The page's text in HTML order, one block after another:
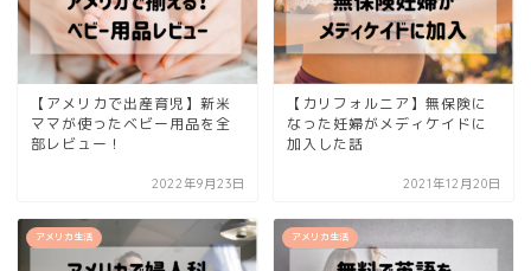
【アメリカで出産育児】新米
ママが使ったベビー用品を全
部レビュー！
2022年9月23日
【カリフォルニア】無保険に
なった妊婦がメディケイドに
加入した話
2021年12月20日
アメリカ生活 アメリカ生活